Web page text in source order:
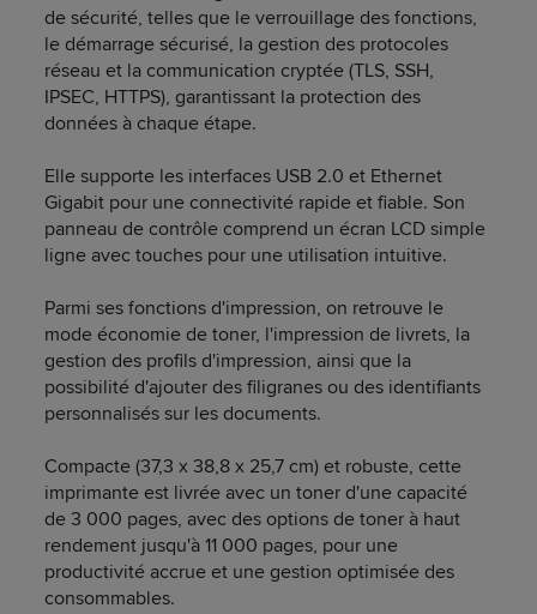
de sécurité, telles que le verrouillage des fonctions,
le démarrage sécurisé, la gestion des protocoles
réseau et la communication cryptée (TLS, SSH,
IPSEC, HTTPS), garantissant la protection des
données à chaque étape.
Elle supporte les interfaces USB 2.0 et Ethernet
Gigabit pour une connectivité rapide et fiable. Son
panneau de contrôle comprend un écran LCD simple
ligne avec touches pour une utilisation intuitive.
Parmi ses fonctions d'impression, on retrouve le
mode économie de toner, l'impression de livrets, la
gestion des profils d'impression, ainsi que la
possibilité d'ajouter des filigranes ou des identifiants
personnalisés sur les documents.
Compacte (37,3 x 38,8 x 25,7 cm) et robuste, cette
imprimante est livrée avec un toner d'une capacité
de 3 000 pages, avec des options de toner à haut
rendement jusqu'à 11 000 pages, pour une
productivité accrue et une gestion optimisée des
consommables.